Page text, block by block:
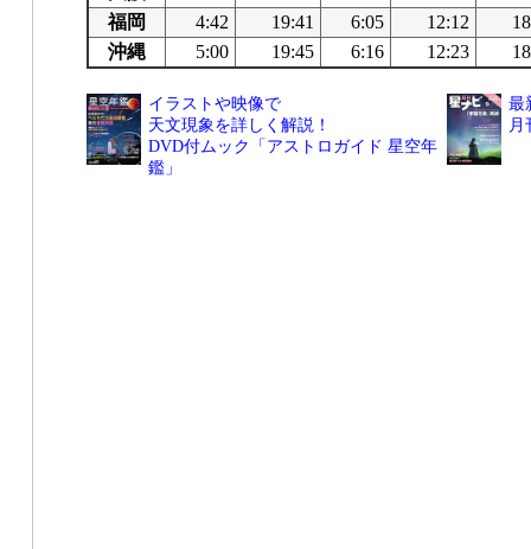
福岡
4:42 19:41 6:05 12:12
沖縄
5:00 19:45 6:16 12:23
イラストや映像で
天文現象を詳しく解説！
DVD付ムック「アストロガイド 星空年
鑑」
最
月